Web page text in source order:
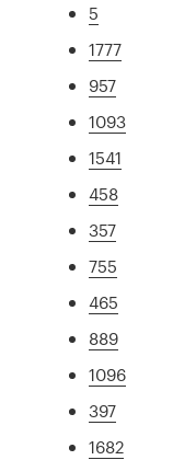
5
1777
957
1093
1541
458
357
755
465
889
1096
397
1682